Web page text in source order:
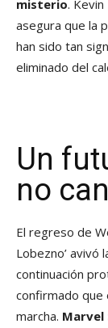
misterio.
asegura que la
han sido tan
eliminado del
Un
no
El regreso de
Lobezno’ avivó
continuación
confirmado que
marcha. Marvel